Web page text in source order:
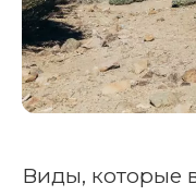
Виды, которые